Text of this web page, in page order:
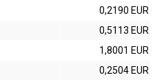
0,2190 EUR
0,5113 EUR
1,8001 EUR
0,2504 EUR